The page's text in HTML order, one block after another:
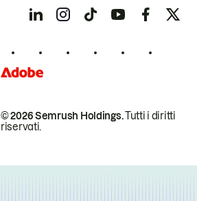
© 2026 Semrush Holdings.Tutti i diritti
riservati.